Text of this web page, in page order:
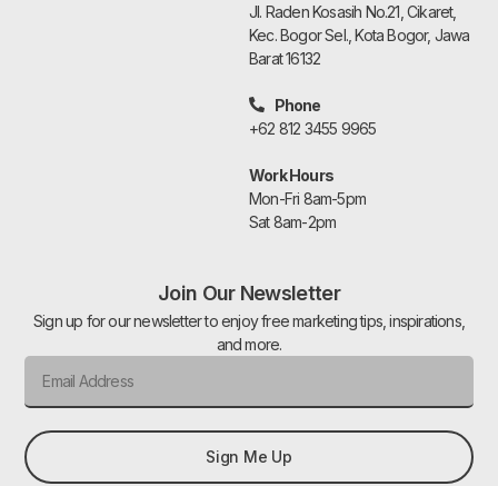
Jl. Raden Kosasih No.21, Cikaret,
Kec. Bogor Sel., Kota Bogor, Jawa
Barat 16132
Phone
+62 812 3455 9965
Work Hours
Mon-Fri 8am-5pm
Sat 8am-2pm
Join Our Newsletter
Sign up for our newsletter to enjoy free marketing tips, inspirations,
and more.
Sign Me Up